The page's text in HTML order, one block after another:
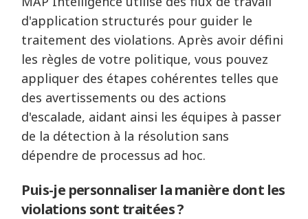
d'application structurés pour guider le
traitement des violations. Après avoir défini
les règles de votre politique, vous pouvez
appliquer des étapes cohérentes telles que
des avertissements ou des actions
d'escalade, aidant ainsi les équipes à passer
de la détection à la résolution sans
dépendre de processus ad hoc.
Puis-je personnaliser la manière dont les
violations sont traitées ?